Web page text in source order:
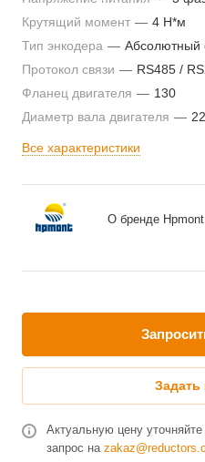
Крутящий момент — 4 Н*м
Тип энкодера — Абсолютный
Протокол связи — RS485 /
Фланец двигателя — 130
Диаметр вала двигателя —
Все характеристики
О бренде
Задать
Актуальную цену
запрос на